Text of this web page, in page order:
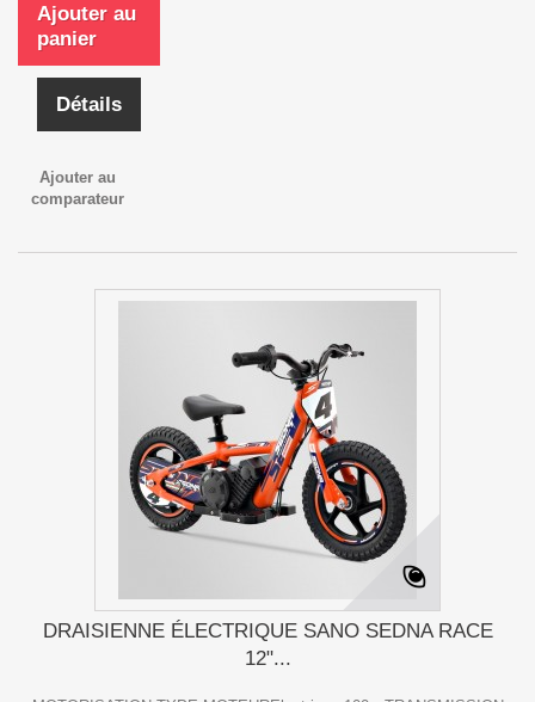
Ajouter au
panier
Détails
Ajouter au
comparateur
DRAISIENNE ÉLECTRIQUE SANO SEDNA RACE
12"...